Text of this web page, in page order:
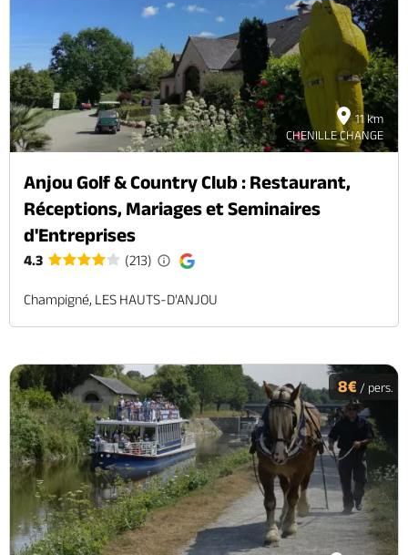
11 km
CHENILLE CHANGE
Anjou Golf & Country Club : Restaurant,
Réceptions, Mariages et Seminaires
d'Entreprises
4.3 (213)
Champigné, LES HAUTS-D'ANJOU
8€ / pers.